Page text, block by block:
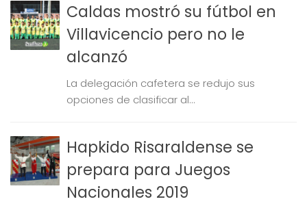
Caldas mostró su fútbol en
Villavicencio pero no le
alcanzó
La delegación cafetera se redujo sus
opciones de clasificar al...
Hapkido Risaraldense se
prepara para Juegos
Nacionales 2019